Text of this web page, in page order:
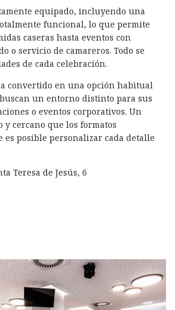
equipado, incluyendo una
funcional, lo que permite
caseras hasta eventos con
o servicio de camareros. Todo se
de cada celebración.
convertido en una opción habitual
un entorno distinto para sus
o eventos corporativos. Un
y cercano que los formatos
es posible personalizar cada detalle
Teresa de Jesús, 6